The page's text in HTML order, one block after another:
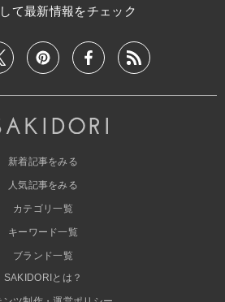
て最新情報をチェック
新着記事をみる
人気記事をみる
カテゴリ一覧
キーワード一覧
ブランド一覧
SAKIDORIとは？